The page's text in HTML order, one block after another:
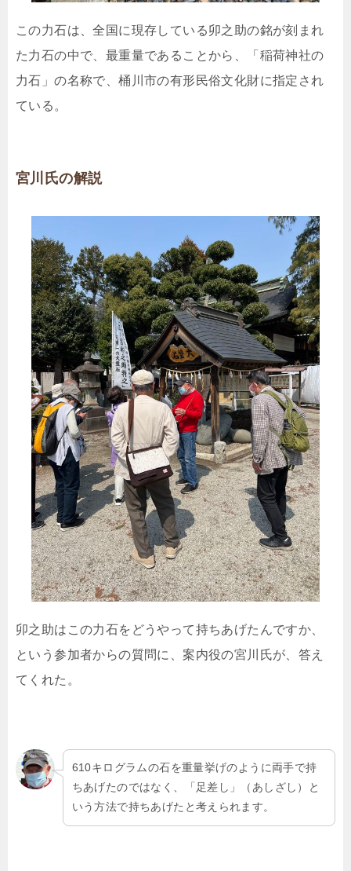
この力石は、全国に現存している卯之助の銘が刻まれ
た力石の中で、最重量であることから、「稲荷神社の
力石」の名称で、桶川市の有形民俗文化財に指定され
ている。
宮川氏の解説
卯之助はこの力石をどうやって持ちあげたんですか、
という参加者からの質問に、案内役の宮川氏が、答え
てくれた。
610キログラムの石を重量挙げのように両手で持
ちあげたのではなく、「足差し」（あしざし）と
いう方法で持ちあげたと考えられます。